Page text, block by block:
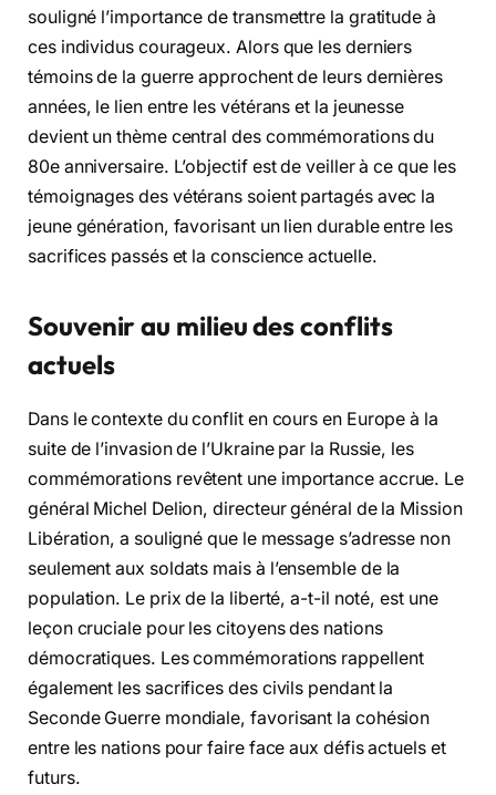
souligné l’importance de transmettre la gratitude à
ces individus courageux. Alors que les derniers
témoins de la guerre approchent de leurs dernières
années, le lien entre les vétérans et la jeunesse
devient un thème central des commémorations du
80e anniversaire. L’objectif est de veiller à ce que les
témoignages des vétérans soient partagés avec la
jeune génération, favorisant un lien durable entre les
sacrifices passés et la conscience actuelle.
Souvenir au milieu des conflits
actuels
Dans le contexte du conflit en cours en Europe à la
suite de l’invasion de l’Ukraine par la Russie, les
commémorations revêtent une importance accrue. Le
général Michel Delion, directeur général de la Mission
Libération, a souligné que le message s’adresse non
seulement aux soldats mais à l’ensemble de la
population. Le prix de la liberté, a-t-il noté, est une
leçon cruciale pour les citoyens des nations
démocratiques. Les commémorations rappellent
également les sacrifices des civils pendant la
Seconde Guerre mondiale, favorisant la cohésion
entre les nations pour faire face aux défis actuels et
futurs.